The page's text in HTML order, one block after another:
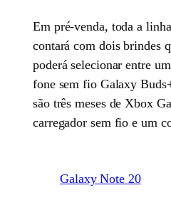
Em pré-venda, toda a
contará com dois brindes
poderá selecionar entre
fone sem fio Galaxy
são três meses de Xbox
carregador sem fio e um
Galaxy Note 20